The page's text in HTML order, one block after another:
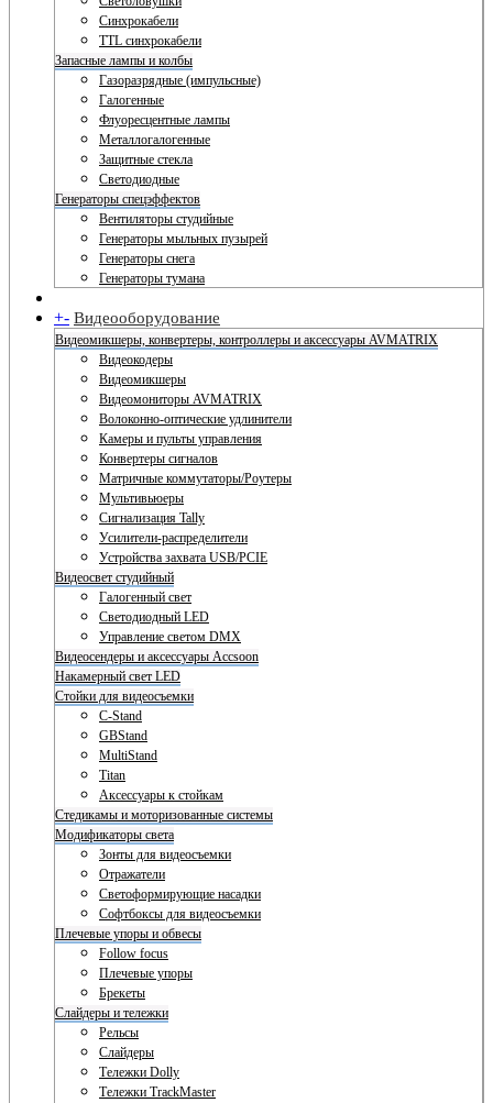
Синхрокабели
TTL синхрокабели
Запасные лампы и колбы
Газоразрядные (импульсные)
Галогенные
Флуоресцентные лампы
Металлогалогенные
Защитные стекла
Светодиодные
Генераторы спецэффектов
Вентиляторы студийные
Генераторы мыльных пузырей
Генераторы снега
Генераторы тумана
+- Видеооборудование
Видеомикшеры, конвертеры, контроллеры и аксессуары AVMATRIX
Видеокодеры
Видеомикшеры
Видеомониторы AVMATRIX
Волоконно-оптические удлинители
Камеры и пульты управления
Конвертеры сигналов
Матричные коммутаторы/Роутеры
Мультивьюеры
Сигнализация Tally
Усилители-распределители
Устройства захвата USB/PCIE
Видеосвет студийный
Галогенный свет
Светодиодный LED
Управление светом DMX
Видеосендеры и аксессуары Accsoon
Накамерный свет LED
Стойки для видеосъемки
C-Stand
GBStand
MultiStand
Titan
Аксессуары к стойкам
Стедикамы и моторизованные системы
Модификаторы света
Зонты для видеосъемки
Отражатели
Светоформирующие насадки
Софтбоксы для видеосъемки
Плечевые упоры и обвесы
Follow focus
Плечевые упоры
Брекеты
Слайдеры и тележки
Рельсы
Слайдеры
Тележки Dolly
Тележки TrackMaster